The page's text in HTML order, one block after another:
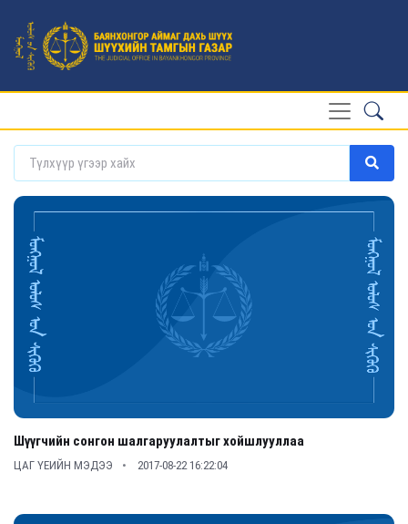
Шүүгчийн сонгон шалгаруулалтыг хойшлууллаа
ЦАГ ҮЕИЙН МЭДЭЭ 2017-08-22 16:22:04